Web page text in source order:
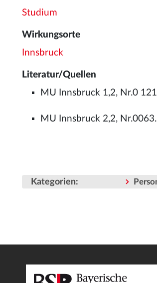
Studium
Wirkungsorte
Innsbruck
Literatur/Quellen
MU Innsbruck 1,2, Nr.0
MU Innsbruck 2,2, Nr.0063.
Kategorien: